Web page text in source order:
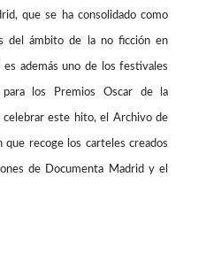
que se ha consolidado como
del ámbito de la no ficción en
además uno de los festivales
para los Premios Oscar de la
celebrar este hito, el Archivo de
que recoge los carteles creados
de Documenta Madrid y el